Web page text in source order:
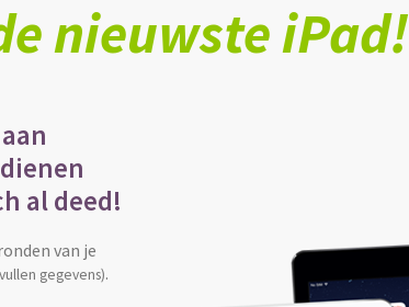
nieuwste iPad!
al deed!
van je
gegevens).